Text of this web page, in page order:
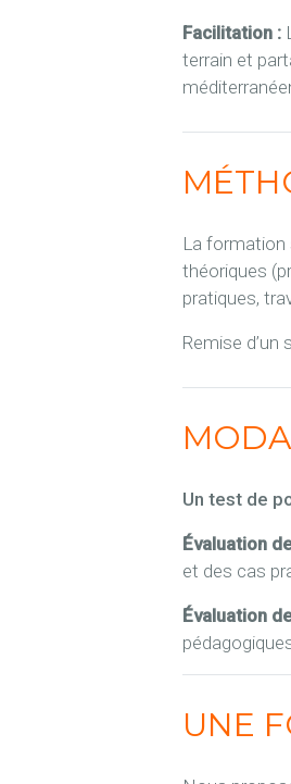
Facilitation :
terrain et
La formation
théoriques
pratiques,
Remise
Un test de
Évaluation
et des cas
Évaluation
UNE